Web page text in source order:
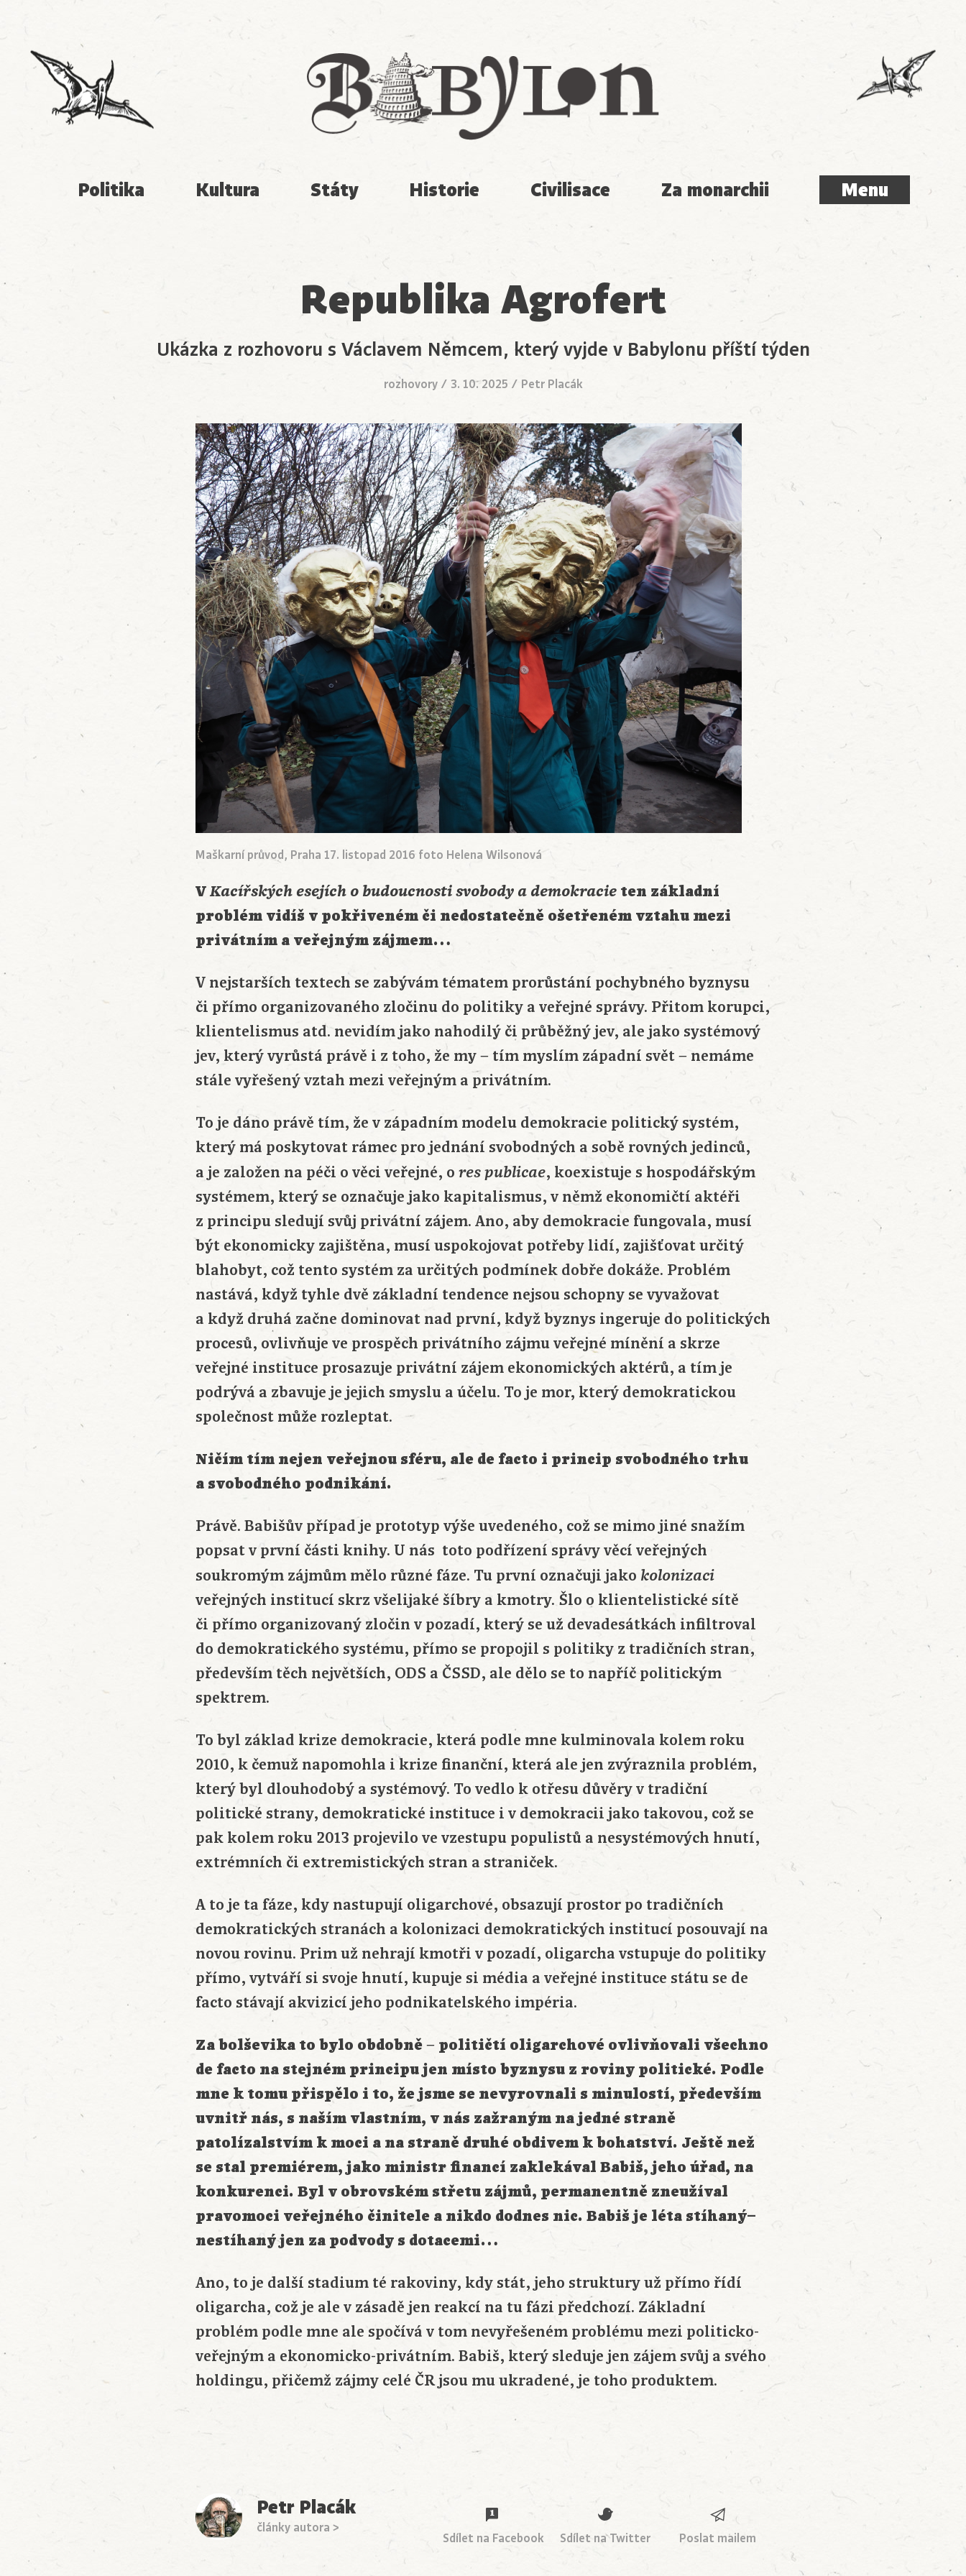
Babylon
Politika Kultura Státy Historie Civilisace Za monarchii Menu
Menu
Republika Agrofert
Ukázka z rozhovoru s Václavem Němcem, který vyjde v Babylonu příští týden
rozhovory/ 3. 10. 2025 / Petr Placák
Maškarní průvod, Praha 17. listopad 2016 foto Helena Wilsonová
VKacířských esejích o budoucnosti svobody a demokracie ten základní
problém vidíš v pokřiveném či nedostatečně ošetřeném vztahu mezi
privátním a veřejným zájmem…
V nejstarších textech se zabývám tématem prorůstání pochybného byznysu
či přímo organizovaného zločinu do politiky a veřejné správy. Přitom korupci,
klientelismus atd. nevidím jako nahodilý či průběžný jev, ale jako systémový
jev, který vyrůstá právě i z toho, že my − tím myslím západní svět − nemáme
stále vyřešený vztah mezi veřejným a privátním.
To je dáno právě tím, že v západním modelu demokracie politický systém,
který má poskytovat rámec pro jednání svobodných a sobě rovných jedinců,
a je založen na péči o věci veřejné, o res publicae, koexistuje s hospodářským
systémem, který se označuje jako kapitalismus, v němž ekonomičtí aktéři
z principu sledují svůj privátní zájem. Ano, aby demokracie fungovala, musí
být ekonomicky zajištěna, musí uspokojovat potřeby lidí, zajišťovat určitý
blahobyt, což tento systém za určitých podmínek dobře dokáže. Problém
nastává, když tyhle dvě základní tendence nejsou schopny se vyvažovat
a když druhá začne dominovat nad první, když byznys ingeruje do politických
procesů, ovlivňuje ve prospěch privátního zájmu veřejné mínění a skrze
veřejné instituce prosazuje privátní zájem ekonomických aktérů, a tím je
podrývá a zbavuje je jejich smyslu a účelu. To je mor, který demokratickou
společnost může rozleptat.
Ničím tím nejen veřejnou sféru, ale de facto i princip svobodného trhu
a svobodného podnikání.
Právě. Babišův případ je prototyp výše uvedeného, což se mimo jiné snažím
popsat v první části knihy. U nás toto podřízení správy věcí veřejných
soukromým zájmům mělo různé fáze. Tu první označuji jako kolonizaci
veřejných institucí skrz všelijaké šíbry a kmotry. Šlo o klientelistické sítě
či přímo organizovaný zločin v pozadí, který se už devadesátkách infiltroval
do demokratického systému, přímo se propojil s politiky z tradičních stran,
především těch největších, ODS a ČSSD, ale dělo se to napříč politickým
spektrem.
To byl základ krize demokracie, která podle mne kulminovala kolem roku
2010, k čemuž napomohla i krize finanční, která ale jen zvýraznila problém,
který byl dlouhodobý a systémový. To vedlo k otřesu důvěry v tradiční
politické strany, demokratické instituce i v demokracii jako takovou, což se
pak kolem roku 2013 projevilo ve vzestupu populistů a nesystémových hnutí,
extrémních či extremistických stran a straniček.
A to je ta fáze, kdy nastupují oligarchové, obsazují prostor po tradičních
demokratických stranách a kolonizaci demokratických institucí posouvají na
novou rovinu. Prim už nehrají kmotři v pozadí, oligarcha vstupuje do politiky
přímo, vytváří si svoje hnutí, kupuje si média a veřejné instituce státu se de
facto stávají akvizicí jeho podnikatelského impéria.
Za bolševika to bylo obdobně− političtí oligarchové ovlivňovali všechno
de facto na stejném principu jen místo byznysu z roviny politické. Podle
mne k tomu přispělo i to, že jsme se nevyrovnali s minulostí, především
uvnitř nás, s naším vlastním, v nás zažraným na jedné straně
patolízalstvím k moci a na straně druhé obdivem k bohatství. Ještě než
se stal premiérem, jako ministr financí zaklekával Babiš, jeho úřad, na
konkurenci. Byl v obrovském střetu zájmů, permanentně zneužíval
pravomoci veřejného činitele a nikdo dodnes nic. Babiš je léta stíhaný–
nestíhaný jen za podvody s dotacemi…
Ano, to je další stadium té rakoviny, kdy stát, jeho struktury už přímo řídí
oligarcha, což je ale v zásadě jen reakcí na tu fázi předchozí. Základní
problém podle mne ale spočívá v tom nevyřešeném problému mezi politicko-
veřejným a ekonomicko-privátním. Babiš, který sleduje jen zájem svůj a svého
holdingu, přičemž zájmy celé ČR jsou mu ukradené, je toho produktem.
Petr Placák
články autora >
Sdílet na Facebook Sdílet na Twitter Poslat mailem